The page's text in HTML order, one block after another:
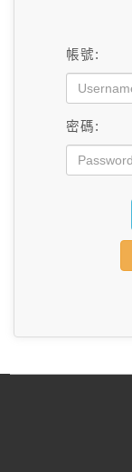
帳號:
密碼: